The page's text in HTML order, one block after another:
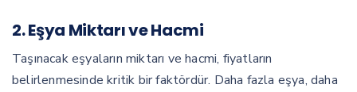
2.Eşya Miktarı ve Hacmi
Taşınacak eşyaların miktarı ve hacmi, fiyatların
belirlenmesinde kritik bir faktördür. Daha fazla eşya, daha